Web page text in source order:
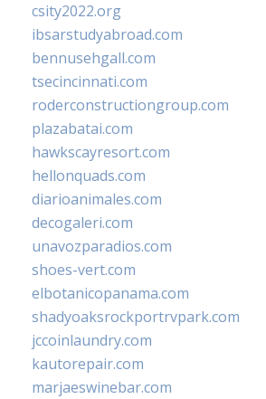
csity2022.org
ibsarstudyabroad.com
bennusehgall.com
tsecincinnati.com
roderconstructiongroup.com
plazabatai.com
hawkscayresort.com
hellonquads.com
diarioanimales.com
decogaleri.com
unavozparadios.com
shoes-vert.com
elbotanicopanama.com
shadyoaksrockportrvpark.com
jccoinlaundry.com
kautorepair.com
marjaeswinebar.com